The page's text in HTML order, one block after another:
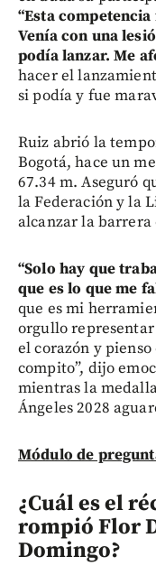
“Esta
Venía con una
podía lanzar. Me
hacer el
si podía y fue
Ruiz abrió la
Bogotá, hace un
67.34 m. Aseguró
la Federación y la
alcanzar la barrera
“Solo hay que
que es lo que me
que es mi
orgullo
el corazón y
compito”, dijo
mientras la
Ángeles 2028
Módulo de
¿Cuál es el
rompió Flor
Domingo?